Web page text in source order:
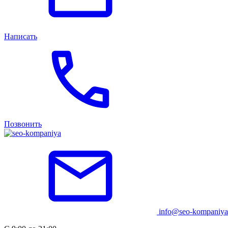
Написать
Позвонить
info@seo-